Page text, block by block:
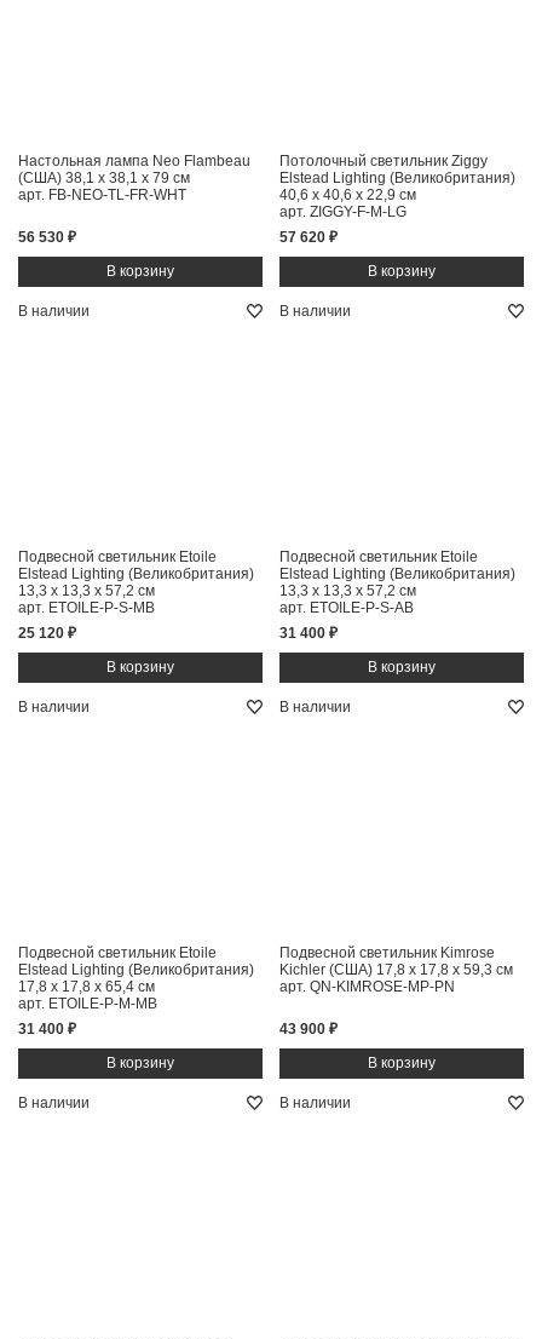
Настольная лампа Neo Flambeau
(США) 38,1 x 38,1 x 79 см
арт. FB-NEO-TL-FR-WHT
56 530 ₽
Потолочный светильник Ziggy
Elstead Lighting (Великобритания)
40,6 x 40,6 x 22,9 см
арт. ZIGGY-F-M-LG
57 620 ₽
В наличии
Подвесной светильник Etoile
Elstead Lighting (Великобритания)
13,3 x 13,3 x 57,2 см
арт. ETOILE-P-S-MB
25 120 ₽
В наличии
Подвесной светильник Etoile
Elstead Lighting (Великобритания)
13,3 x 13,3 x 57,2 см
арт. ETOILE-P-S-AB
31 400 ₽
В наличии
Подвесной светильник Etoile
Elstead Lighting (Великобритания)
17,8 x 17,8 x 65,4 см
арт. ETOILE-P-M-MB
31 400 ₽
В наличии
Подвесной светильник Kimrose
Kichler (США) 17,8 x 17,8 x 59,3 см
арт. QN-KIMROSE-MP-PN
43 900 ₽
В наличии В наличии